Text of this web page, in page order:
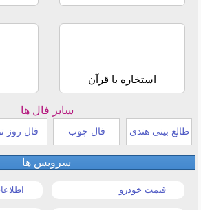
استخاره با قرآن
سایر فال ها
طالع بینی هندی فال چوب فال روز
سرویس ها
قیمت خودرو